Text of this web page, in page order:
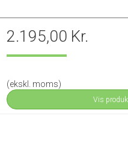
2.195,00 Kr.
(ekskl. moms)
Vis